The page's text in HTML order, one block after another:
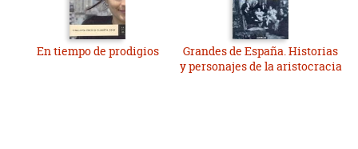
En tiempo de prodigios
Grandes de España. Historias
y personajes de la aristocracia